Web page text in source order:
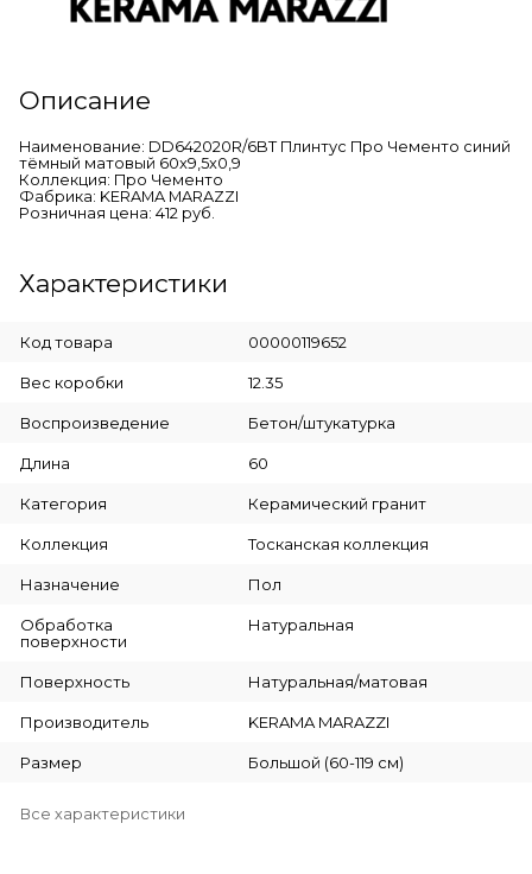
Описание
Наименование: DD642020R/6BT Плинтус Про Чементо синий
тёмный матовый 60x9,5x0,9
Коллекция: Про Чементо
Фабрика: KERAMA MARAZZI
Розничная цена: 412 руб.
Характеристики
Код товара 00000119652
Вес коробки 12.35
Воспроизведение Бетон/штукатурка
Длина 60
Категория Керамический гранит
Коллекция Тосканская коллекция
Назначение Пол
Обработка
поверхности
Натуральная
Поверхность Натуральная/матовая
Производитель KERAMA MARAZZI
Размер Большой (60-119 см)
Все характеристики